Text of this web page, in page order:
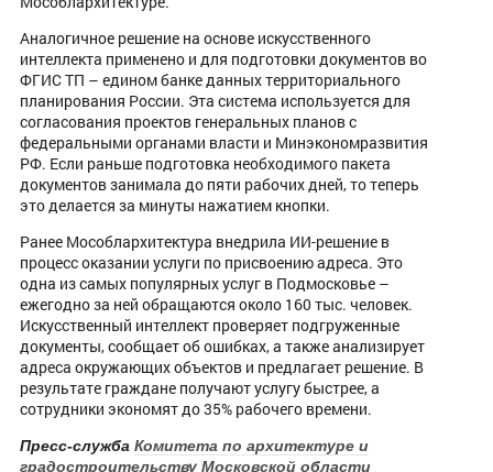
Аналогичное решение на основе искусственного
интеллекта применено и для подготовки документов во
ФГИС ТП – едином банке данных территориального
планирования России. Эта система используется для
согласования проектов генеральных планов с
федеральными органами власти и Минэкономразвития
РФ. Если раньше подготовка необходимого пакета
документов занимала до пяти рабочих дней, то теперь
это делается за минуты нажатием кнопки.
Ранее Мособлархитектура внедрила ИИ-решение в
процесс оказании услуги по присвоению адреса. Это
одна из самых популярных услуг в Подмосковье –
ежегодно за ней обращаются около 160 тыс. человек.
Искусственный интеллект проверяет подгруженные
документы, сообщает об ошибках, а также анализирует
адреса окружающих объектов и предлагает решение. В
результате граждане получают услугу быстрее, а
сотрудники экономят до 35% рабочего времени.
Пресс-служба Комитета по архитектуре и
градостроительству Московской области